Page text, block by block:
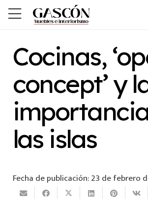
Cocinas,
concept’ y
las islas
Fecha de publicación:23 de febrero